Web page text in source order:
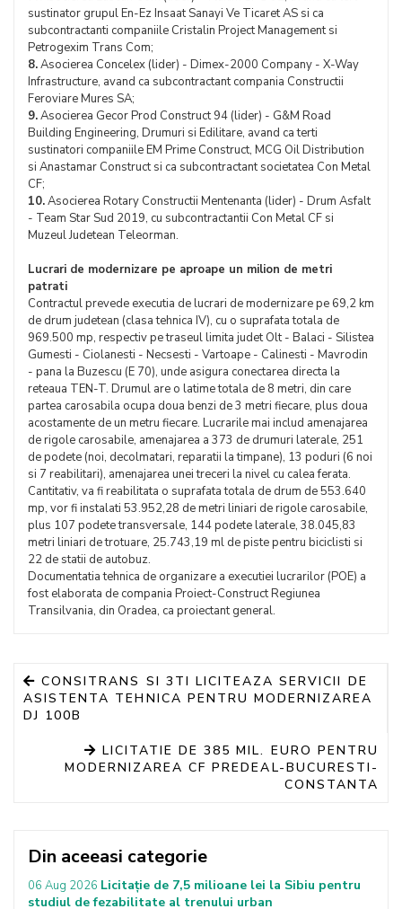
sustinator grupul En-Ez Insaat Sanayi Ve Ticaret AS si ca
subcontractanti companiile Cristalin Project Management si
Petrogexim Trans Com;
8.Asocierea Concelex (lider) - Dimex-2000 Company - X-Way
Infrastructure, avand ca subcontractant compania Constructii
Feroviare Mures SA;
9.Asocierea Gecor Prod Construct 94 (lider) - G&M Road
Building Engineering, Drumuri si Edilitare, avand ca terti
sustinatori companiile EM Prime Construct, MCG Oil Distribution
si Anastamar Construct si ca subcontractant societatea Con Metal
CF;
10.Asocierea Rotary Constructii Mentenanta (lider) - Drum Asfalt
- Team Star Sud 2019, cu subcontractantii Con Metal CF si
Muzeul Judetean Teleorman.
Lucrari de modernizare pe aproape un milion de metri
patrati
Contractul prevede executia de lucrari de modernizare pe 69,2 km
de drum judetean (clasa tehnica IV), cu o suprafata totala de
969.500 mp, respectiv pe traseul limita judet Olt - Balaci - Silistea
Gumesti - Ciolanesti - Necsesti - Vartoape - Calinesti - Mavrodin
- pana la Buzescu (E 70), unde asigura conectarea directa la
reteaua TEN-T. Drumul are o latime totala de 8 metri, din care
partea carosabila ocupa doua benzi de 3 metri fiecare, plus doua
acostamente de un metru fiecare. Lucrarile mai includ amenajarea
de rigole carosabile, amenajarea a 373 de drumuri laterale, 251
de podete (noi, decolmatari, reparatii la timpane), 13 poduri (6 noi
si 7 reabilitari), amenajarea unei treceri la nivel cu calea ferata.
Cantitativ, va fi reabilitata o suprafata totala de drum de 553.640
mp, vor fi instalati 53.952,28 de metri liniari de rigole carosabile,
plus 107 podete transversale, 144 podete laterale, 38.045,83
metri liniari de trotuare, 25.743,19 ml de piste pentru biciclisti si
22 de statii de autobuz.
Documentatia tehnica de organizare a executiei lucrarilor (POE) a
fost elaborata de compania Proiect-Construct Regiunea
Transilvania, din Oradea, ca proiectant general.
CONSITRANS SI 3TI LICITEAZA SERVICII DE
ASISTENTA TEHNICA PENTRU MODERNIZAREA
DJ 100B
LICITATIE DE 385 MIL. EURO PENTRU
MODERNIZAREA CF PREDEAL-BUCURESTI-
CONSTANTA
Din aceeasi categorie
06 Aug 2026 Licitație de 7,5 milioane lei la Sibiu pentru
studiul de fezabilitate al trenului urban